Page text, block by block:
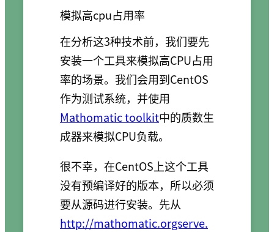
模拟高cpu占用率
在分析这3种技术前，我们要先
安装一个工具来模拟高CPU占用
率的场景。我们会用到CentOS
作为测试系统，并使用
Mathomatic toolkit中的质数生
成器来模拟CPU负载。
很不幸，在CentOS上这个工具
没有预编译好的版本，所以必须
要从源码进行安装。先从
http://mathomatic.orgserve.